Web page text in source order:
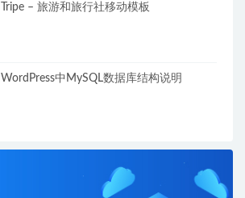
Tripe – 旅游和旅行社移动模板
WordPress中MySQL数据库结构说明